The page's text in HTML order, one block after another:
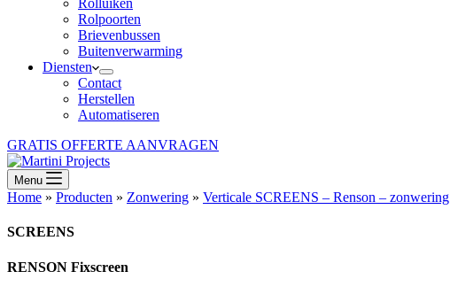
Rolluiken
Rolpoorten
Brievenbussen
Buitenverwarming
Diensten
Contact
Herstellen
Automatiseren
GRATIS OFFERTE AANVRAGEN
Menu
Home » Producten » Zonwering » Verticale SCREENS – Renson – zonwering
SCREENS
RENSON Fixscreen